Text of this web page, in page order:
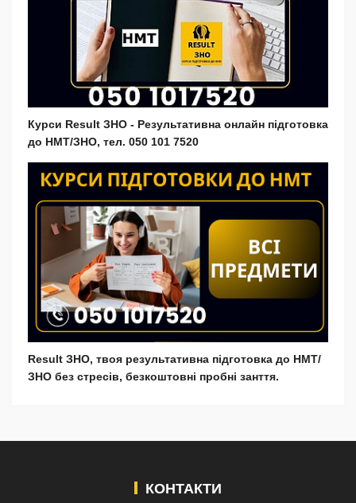
Курси Result ЗНО - Результативна онлайн підготовка
до НМТ/ЗНО, тел. 050 101 7520
Result ЗНО, твоя результативна підготовка до НМТ/
ЗНО без стресів, безкоштовні пробні занття.
КОНТАКТИ